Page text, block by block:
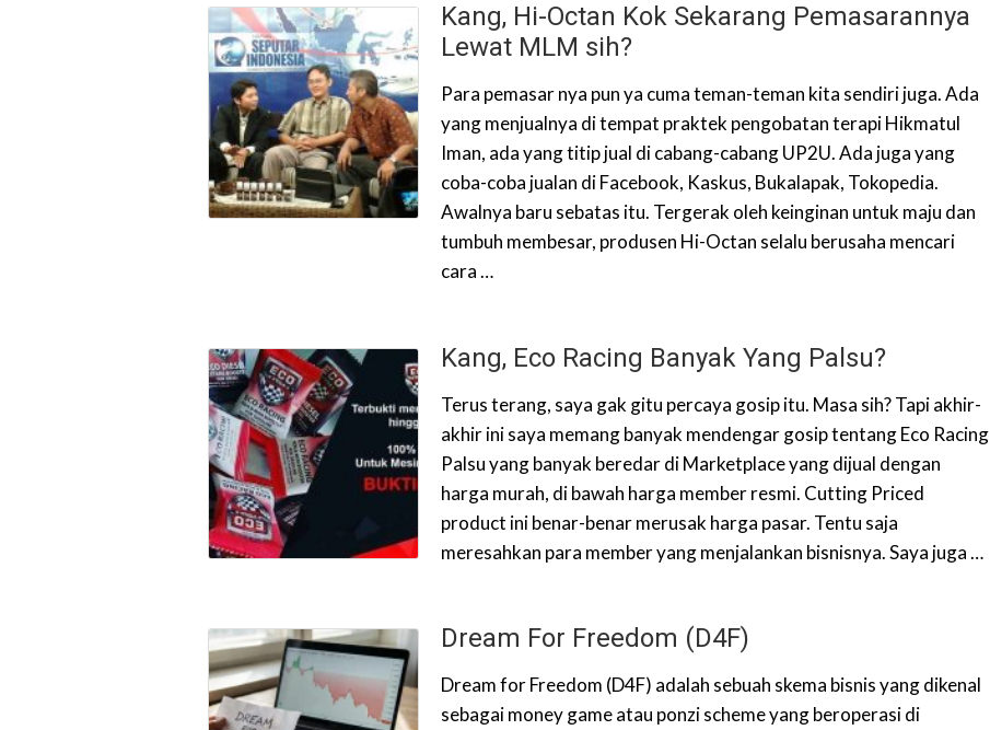
Kang, Hi-Octan Kok Sekarang Pemasarannya
Lewat MLM sih?
Para pemasar nya pun ya cuma teman-teman kita sendiri juga. Ada
yang menjualnya di tempat praktek pengobatan terapi Hikmatul
Iman, ada yang titip jual di cabang-cabang UP2U. Ada juga yang
coba-coba jualan di Facebook, Kaskus, Bukalapak, Tokopedia.
Awalnya baru sebatas itu. Tergerak oleh keinginan untuk maju dan
tumbuh membesar, produsen Hi-Octan selalu berusaha mencari
cara …
Kang, Eco Racing Banyak Yang Palsu?
Terus terang, saya gak gitu percaya gosip itu. Masa sih? Tapi akhir-
akhir ini saya memang banyak mendengar gosip tentang Eco Racing
Palsu yang banyak beredar di Marketplace yang dijual dengan
harga murah, di bawah harga member resmi. Cutting Priced
product ini benar-benar merusak harga pasar. Tentu saja
meresahkan para member yang menjalankan bisnisnya. Saya juga …
Dream For Freedom (D4F)
Dream for Freedom (D4F) adalah sebuah skema bisnis yang dikenal
sebagai money game atau ponzi scheme yang beroperasi di